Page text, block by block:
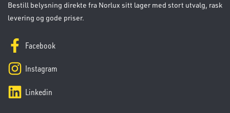
Bestill belysning direkte fra Norlux sitt lager med stort utvalg, rask
levering og gode priser.
Facebook
Instagram
Linkedin